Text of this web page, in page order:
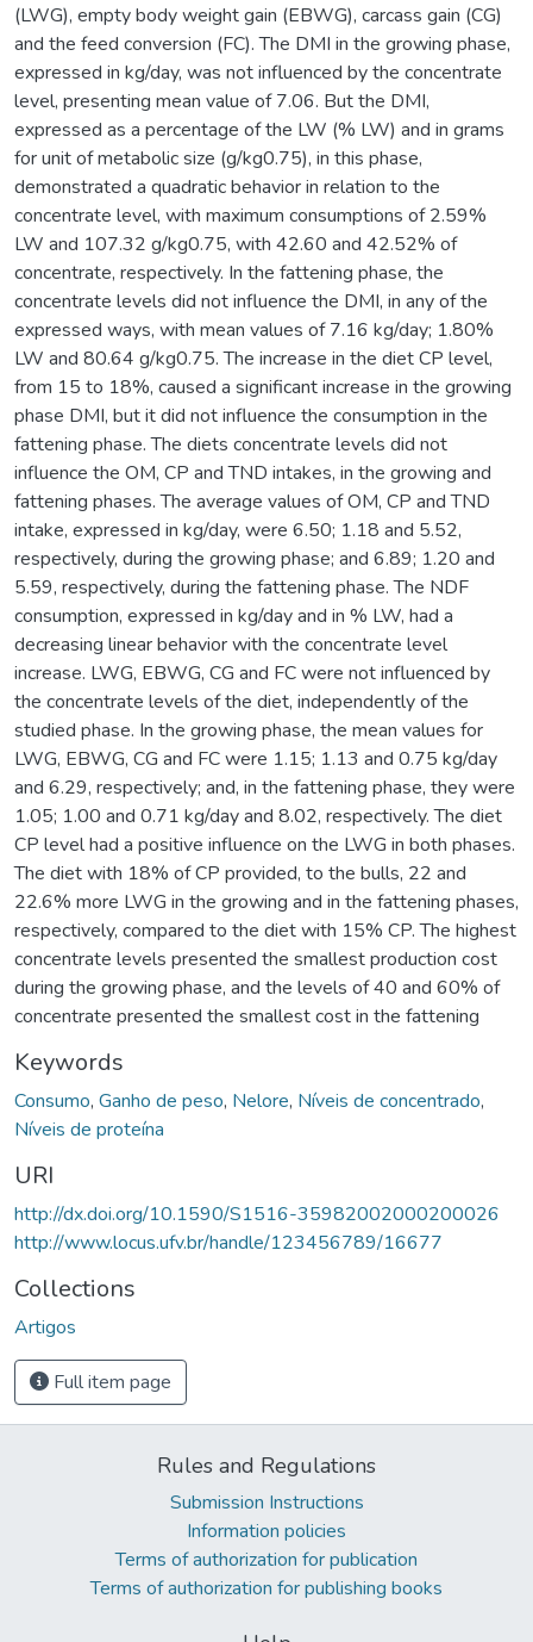
(LWG), empty body weight gain (EBWG), carcass gain (CG)
and the feed conversion (FC). The DMI in the growing phase,
expressed in kg/day, was not influenced by the concentrate
level, presenting mean value of 7.06. But the DMI,
expressed as a percentage of the LW (% LW) and in grams
for unit of metabolic size (g/kg0.75), in this phase,
demonstrated a quadratic behavior in relation to the
concentrate level, with maximum consumptions of 2.59%
LW and 107.32 g/kg0.75, with 42.60 and 42.52% of
concentrate, respectively. In the fattening phase, the
concentrate levels did not influence the DMI, in any of the
expressed ways, with mean values of 7.16 kg/day; 1.80%
LW and 80.64 g/kg0.75. The increase in the diet CP level,
from 15 to 18%, caused a significant increase in the growing
phase DMI, but it did not influence the consumption in the
fattening phase. The diets concentrate levels did not
influence the OM, CP and TND intakes, in the growing and
fattening phases. The average values of OM, CP and TND
intake, expressed in kg/day, were 6.50; 1.18 and 5.52,
respectively, during the growing phase; and 6.89; 1.20 and
5.59, respectively, during the fattening phase. The NDF
consumption, expressed in kg/day and in % LW, had a
decreasing linear behavior with the concentrate level
increase. LWG, EBWG, CG and FC were not influenced by
the concentrate levels of the diet, independently of the
studied phase. In the growing phase, the mean values for
LWG, EBWG, CG and FC were 1.15; 1.13 and 0.75 kg/day
and 6.29, respectively; and, in the fattening phase, they were
1.05; 1.00 and 0.71 kg/day and 8.02, respectively. The diet
CP level had a positive influence on the LWG in both phases.
The diet with 18% of CP provided, to the bulls, 22 and
22.6% more LWG in the growing and in the fattening phases,
respectively, compared to the diet with 15% CP. The highest
concentrate levels presented the smallest production cost
during the growing phase, and the levels of 40 and 60% of
concentrate presented the smallest cost in the fattening
Keywords
Consumo, Ganho de peso, Nelore, Níveis de concentrado,
Níveis de proteína
URI
http://dx.doi.org/10.1590/S1516-35982002000200026
http://www.locus.ufv.br/handle/123456789/16677
Collections
Artigos
Full item page
Rules and Regulations
Submission Instructions
Information policies
Terms of authorization for publication
Terms of authorization for publishing books